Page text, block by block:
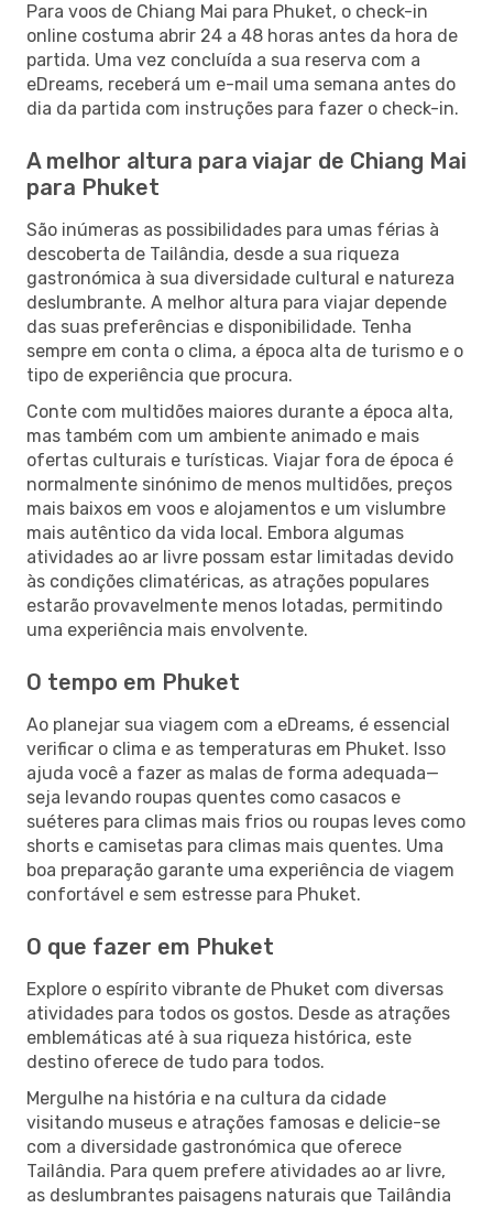
Para voos de Chiang Mai para Phuket, o check-in
online costuma abrir 24 a 48 horas antes da hora de
partida. Uma vez concluída a sua reserva com a
eDreams, receberá um e-mail uma semana antes do
dia da partida com instruções para fazer o check-in.
A melhor altura para viajar de Chiang Mai
para Phuket
São inúmeras as possibilidades para umas férias à
descoberta de Tailândia, desde a sua riqueza
gastronómica à sua diversidade cultural e natureza
deslumbrante. A melhor altura para viajar depende
das suas preferências e disponibilidade. Tenha
sempre em conta o clima, a época alta de turismo e o
tipo de experiência que procura.
Conte com multidões maiores durante a época alta,
mas também com um ambiente animado e mais
ofertas culturais e turísticas. Viajar fora de época é
normalmente sinónimo de menos multidões, preços
mais baixos em voos e alojamentos e um vislumbre
mais autêntico da vida local. Embora algumas
atividades ao ar livre possam estar limitadas devido
às condições climatéricas, as atrações populares
estarão provavelmente menos lotadas, permitindo
uma experiência mais envolvente.
O tempo em Phuket
Ao planejar sua viagem com a eDreams, é essencial
verificar o clima e as temperaturas em Phuket. Isso
ajuda você a fazer as malas de forma adequada—
seja levando roupas quentes como casacos e
suéteres para climas mais frios ou roupas leves como
shorts e camisetas para climas mais quentes. Uma
boa preparação garante uma experiência de viagem
confortável e sem estresse para Phuket.
O que fazer em Phuket
Explore o espírito vibrante de Phuket com diversas
atividades para todos os gostos. Desde as atrações
emblemáticas até à sua riqueza histórica, este
destino oferece de tudo para todos.
Mergulhe na história e na cultura da cidade
visitando museus e atrações famosas e delicie-se
com a diversidade gastronómica que oferece
Tailândia. Para quem prefere atividades ao ar livre,
as deslumbrantes paisagens naturais que Tailândia